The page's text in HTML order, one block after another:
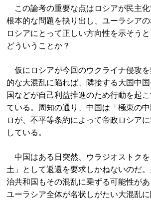
この論考の重要な点はロシアが民主化
根本的な問題を抉り出し、ユーラシア
ロシアにとって正しい方向性を示そうと
どういうことか？
仮にロシアが今回のウクライナ侵攻
的な大混乱に陥れば、隣接する大国中
国などが自己利益推進のため行動を起
ている。周知の通り、中国は「極東の
ロが、不平等条約によって帝政ロシア
している。
中国はある日突然、ウラジオストク
土」として返還を要求しかねないのだ
治共和国もその混乱に乗ずる可能性があ
ユーラシア全体が名状しがたい大混乱に